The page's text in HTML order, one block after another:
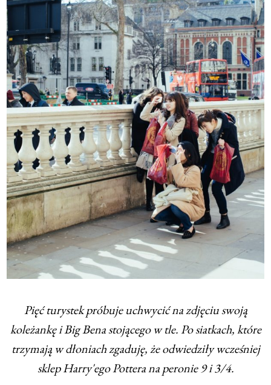
Pięć turystek próbuje uchwycić na zdjęciu swoją
koleżankę i Big Bena stojącego w tle. Po siatkach, które
trzymają w dłoniach zgaduję, że odwiedziły wcześniej
sklep Harry'ego Pottera na peronie 9 i 3/4.